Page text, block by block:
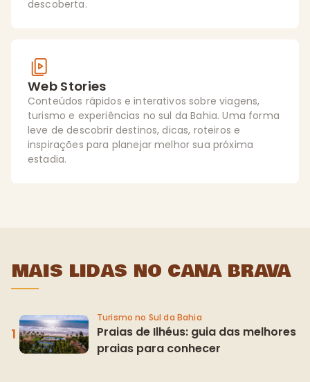
descoberta.
Web Stories
Conteúdos rápidos e interativos sobre viagens,
turismo e experiências no sul da Bahia. Uma forma
leve de descobrir destinos, dicas, roteiros e
inspirações para planejar melhor sua próxima
estadia.
MAIS LIDAS NO CANA BRAVA
Turismo no Sul da Bahia
Praias de Ilhéus: guia das melhores
praias para conhecer